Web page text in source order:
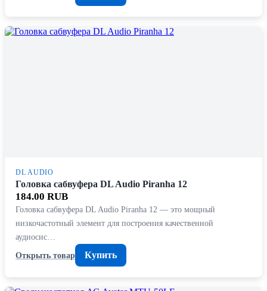
DL AUDIO
Головка сабвуфера DL Audio Piranha 12
184.00 RUB
Головка сабвуфера DL Audio Piranha 12 — это мощный
низкочастотный элемент для построения качественной
аудиосис…
Открыть товар
Купить